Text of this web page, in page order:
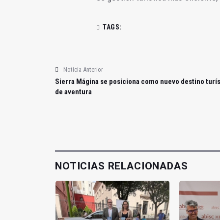
TAGS:
Noticia Anterior
Sierra Mágina se posiciona como nuevo destino
de aventura
NOTICIAS RELACIONADAS